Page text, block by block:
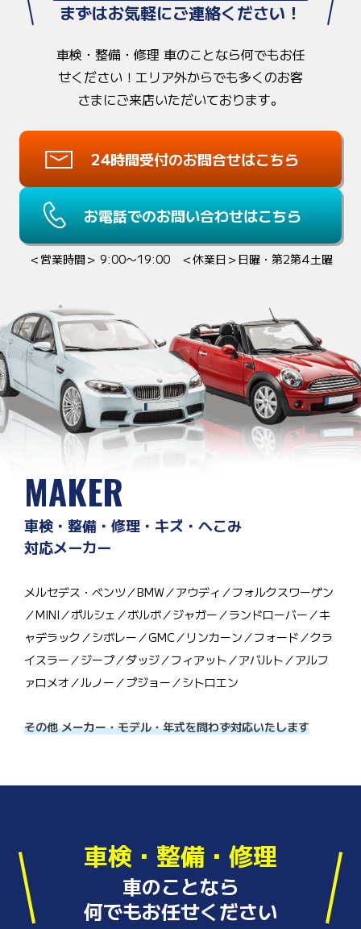
まずはお気軽にご連絡ください！
車検・整備・修理 車のことなら何でもお任
せください！ エリア外からでも多くのお客
さまにご来店いただいております。
24時間受付のお問合せはこちら
お電話でのお問い合わせはこちら
＜営業時間＞ 9:00〜19:00 ＜休業日＞日曜・第2第4土曜
MAKER
車検・整備・修理・キズ・へこみ
対応メーカー
メルセデス・ベンツ／BMW／アウディ／フォルクスワーゲン
／MINI／ポルシェ／ボルボ／ジャガー／ランドローバー／キ
ャデラック／シボレー／GMC／リンカーン／フォード／クラ
イスラー／ジープ／ダッジ／フィアット／アバルト／アルフ
ァロメオ／ルノー／プジョー／シトロエン
その他 メーカー・モデル・年式を問わず対応いたします
車検・整備・修理
車のことなら
何でもお任せください